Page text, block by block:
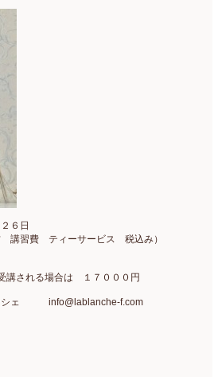
６日
費 ティーサービス 税込み）
講される場合は １７０００円
ェ info@lablanche-f.com